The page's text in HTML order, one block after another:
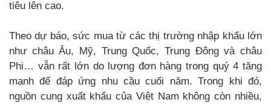
tiêu lên cao.
Theo dự báo, sức mua từ các thị trường nhập khẩu lớn
như châu Âu, Mỹ, Trung Quốc, Trung Đông và châu
Phi… vẫn rất lớn do lượng đơn hàng trong quý 4 tăng
mạnh để đáp ứng nhu cầu cuối năm. Trong khi đó,
nguồn cung xuất khẩu của Việt Nam không còn nhiều,